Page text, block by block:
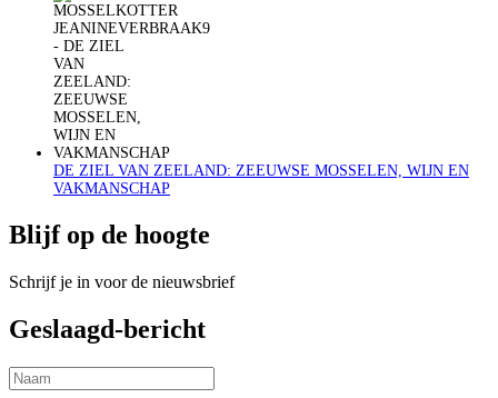
DE ZIEL VAN ZEELAND: ZEEUWSE MOSSELEN, WIJN EN
VAKMANSCHAP
Blijf op de hoogte
Schrijf je in voor de nieuwsbrief
Geslaagd-bericht